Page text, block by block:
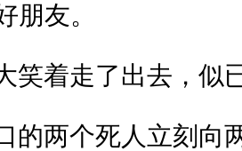
朋友。
笑着走了出去，似
的两个死人立刻向